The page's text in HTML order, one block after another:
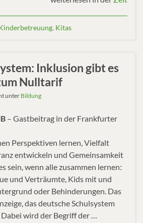
, Kitas
Inklusion gibt es
Nulltarif
unter Bildung
– Gastbeitrag in der Frankfurter
Perspektiven lernen, Vielfalt
entwickeln und Gemeinsamkeit
sein, wenn alle zusammen lernen:
und Verträumte, Kids mit und
oder Behinderungen. Das
das deutsche Schulsystem
wird der Begriff der …